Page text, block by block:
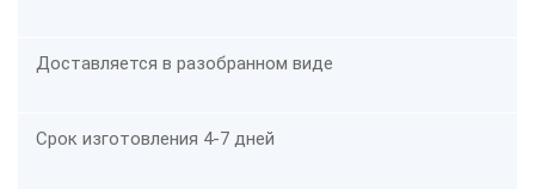
Доставляется в разобранном виде
Срок изготовления 4-7 дней